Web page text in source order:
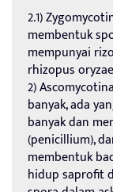
2.1)
membentuk
mempunyai
rhizopus oryzae
2)
banyak, ada
banyak dan
(penicillium),
membentuk
hidup saprofit